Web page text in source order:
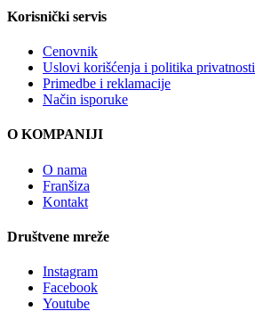
Korisnički servis
Cenovnik
Uslovi korišćenja i politika privatnosti
Primedbe i reklamacije
Način isporuke
O KOMPANIJI
O nama
Franšiza
Kontakt
Društvene mreže
Instagram
Facebook
Youtube